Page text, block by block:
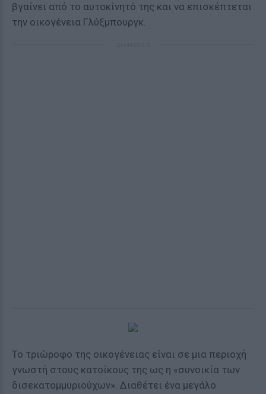
βγαίνει από το αυτοκίνητό της και να επισκέπτεται
την οικογένεια Γλύξμπουργκ.
Το τριώροφο της οικογένειας είναι σε μια περιοχή
γνωστή στους κατοίκους της ως η «συνοικία των
δισεκατομμυριούχων». Διαθέτει ένα μεγάλο